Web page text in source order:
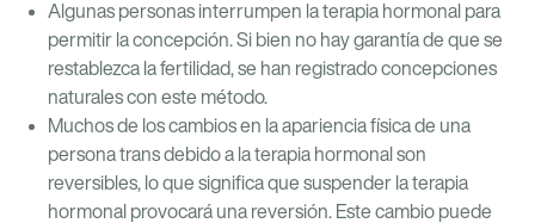
Algunas personas interrumpen la terapia hormonal para
permitir la concepción. Si bien no hay garantía de que se
restablezca la fertilidad, se han registrado concepciones
naturales con este método.
Muchos de los cambios en la apariencia física de una
persona trans debido a la terapia hormonal son
reversibles, lo que significa que suspender la terapia
hormonal provocará una reversión. Este cambio puede